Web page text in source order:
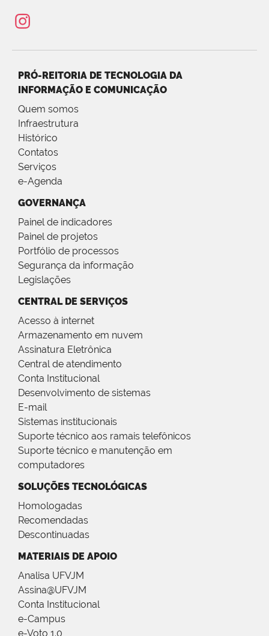
PRÓ-REITORIA DE TECNOLOGIA DA
INFORMAÇÃO E COMUNICAÇÃO
Quem somos
Infraestrutura
Histórico
Contatos
Serviços
e-Agenda
GOVERNANÇA
Painel de indicadores
Painel de projetos
Portfólio de processos
Segurança da informação
Legislações
CENTRAL DE SERVIÇOS
Acesso à internet
Armazenamento em nuvem
Assinatura Eletrônica
Central de atendimento
Conta Institucional
Desenvolvimento de sistemas
E-mail
Sistemas institucionais
Suporte técnico aos ramais telefônicos
Suporte técnico e manutenção em
computadores
SOLUÇÕES TECNOLÓGICAS
Homologadas
Recomendadas
Descontinuadas
MATERIAIS DE APOIO
Analisa UFVJM
Assina@UFVJM
Conta Institucional
e-Campus
e-Voto 1.0